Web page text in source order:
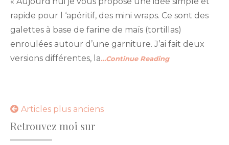
rapide pour l ‘apéritif, des mini wraps. Ce sont des
galettes à base de farine de maïs (tortillas)
enroulées autour d’une garniture. J’ai fait deux
versions différentes, la…Continue Reading
Navigation
des
Articles plus anciens
Retrouvez moi sur